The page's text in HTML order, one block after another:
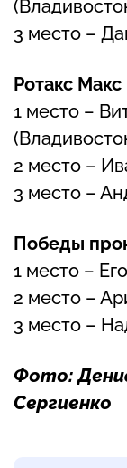
3 место –
Ротакс
1 место –
2 место –
3 место –
Победы
1 место –
2 место –
3 место –
Фото:
Сергиенко